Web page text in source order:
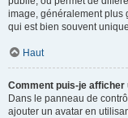
image, généralement plus
qui est bien souvent
Haut
Comment puis-je afficher
Dans le panneau de
ajouter un avatar en